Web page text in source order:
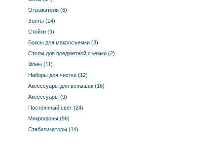
Отражатели (6)
Зонты (14)
Стойки (9)
Боксы для макросъемки (3)
Столы для предметной съемки (2)
Фоны (11)
Наборы для чистки (12)
Аксессуары для вспышек (16)
Аксессуары (9)
Постоянный свет (24)
Микрофоны (96)
Стабилизаторы (14)